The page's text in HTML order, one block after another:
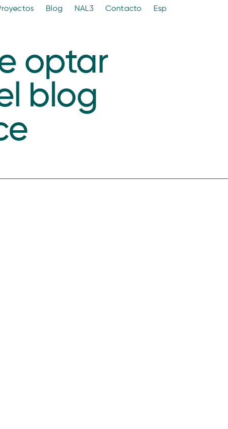
Blog NAL3 Contacto Esp
optar
blog